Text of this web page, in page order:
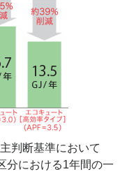
判断基準において
分における1年間の一